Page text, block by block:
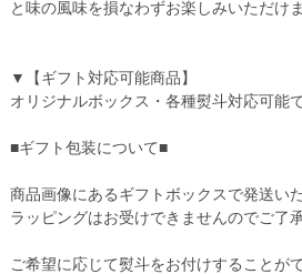
と味の風味を損なわずお楽しみいただけま
▼【ギフト対応可能商品】
オリジナルボックス・各種熨斗対応可能で
■ギフト包装について■
商品画像にあるギフトボックスで発送い
ラッピングはお受けできませんのでご了
ご希望に応じて熨斗をお付けすることが